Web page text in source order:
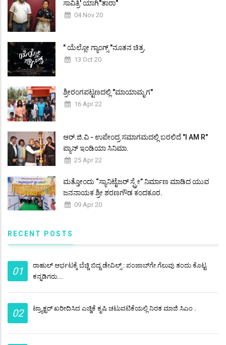
ಸಾವಿತ್ರಿ' ಯಾಗಿ"ತಾರಾ"
04 Nov 20
" ಯೆಲ್ಲೋ ಗ್ಯಾಂಗ್ಸ್ "ನೂತನ ಚಿತ್ರ.
13 Oct 20
ಶ್ರೀರಂಗಪಟ್ಟಣದಲ್ಲಿ "ಮಾಯಾಮೃಗ"
16 Apr 22
ಆರ್.ಜಿ.ವಿ - ಉಪೇಂದ್ರ ಸಮಾಗಮದಲ್ಲಿ ಬರಲಿದೆ "I AM R"
ಪ್ಯಾನ್ ಇಂಡಿಯಾ ಸಿನಿಮಾ.
25 Apr 22
ಮತ್ತೋಂದು “ಸ್ಯಾನಿಟೈಜರ್ ಸ್ಪ್ರೇ” ನಿರ್ಮಾಣ ಮಾಡಿದ ಯುವ
ಜನನಾಯಕ ಶ್ರೀ ಶರಣಗೌಡ ಕಂದಕೂರ.
09 Apr 20
RECENT POSTS
01
ರಾಹುಲ್ ಆರ್ಭಟಕ್ಕೆ ಬೆಚ್ಚಿ ಬಿದ್ದ ಡೇವಿಲ್ಸ್‌ : ಪಂಜಾಬ್‌ಗೇ ಗೆಲುವು ತಂದು ಕೊಟ್ಟ
ಕನ್ನಡಿಗರು...
02 ಟ್ರ್ಯಾಕ್ಟರ್ ಖರೀದಿಸಿದ ಎಚ್ಡಿಕೆ ಕೃಷಿ ಚಟುವಟಿಕೆಯಲ್ಲಿ ನಿರತ ಮಾಜಿ ಸಿಎಂ .